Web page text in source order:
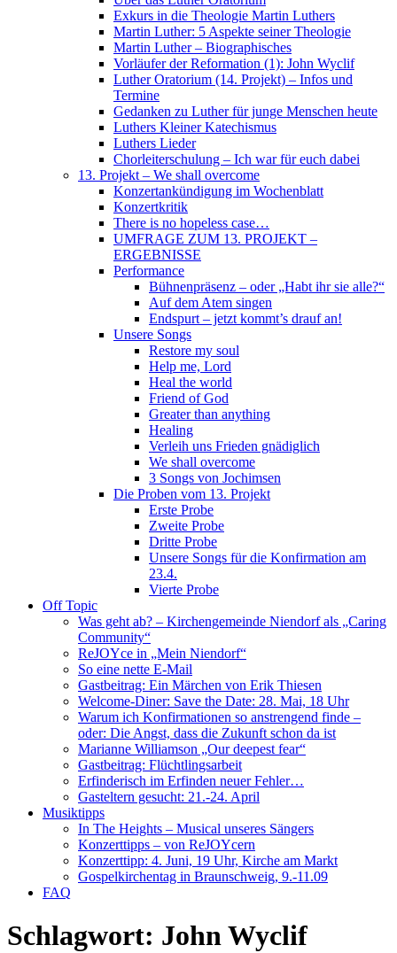
Exkurs in die Theologie Martin Luthers
Martin Luther: 5 Aspekte seiner Theologie
Martin Luther – Biographisches
Vorläufer der Reformation (1): John Wyclif
Luther Oratorium (14. Projekt) – Infos und
Termine
Gedanken zu Luther für junge Menschen heute
Luthers Kleiner Katechismus
Luthers Lieder
Chorleiterschulung – Ich war für euch dabei
13. Projekt – We shall overcome
Konzertankündigung im Wochenblatt
Konzertkritik
There is no hopeless case…
UMFRAGE ZUM 13. PROJEKT –
ERGEBNISSE
Performance
Bühnenpräsenz – oder „Habt ihr sie alle?“
Auf dem Atem singen
Endspurt – jetzt kommt’s drauf an!
Unsere Songs
Restore my soul
Help me, Lord
Heal the world
Friend of God
Greater than anything
Healing
Verleih uns Frieden gnädiglich
We shall overcome
3 Songs von Jochimsen
Die Proben vom 13. Projekt
Erste Probe
Zweite Probe
Dritte Probe
Unsere Songs für die Konfirmation am
23.4.
Vierte Probe
Off Topic
Was geht ab? – Kirchengemeinde Niendorf als „Caring
Community“
ReJOYce in „Mein Niendorf“
So eine nette E-Mail
Gastbeitrag: Ein Märchen von Erik Thiesen
Welcome-Diner: Save the Date: 28. Mai, 18 Uhr
Warum ich Konfirmationen so anstrengend finde –
oder: Die Angst, dass die Zukunft schon da ist
Marianne Williamson „Our deepest fear“
Gastbeitrag: Flüchtlingsarbeit
Erfinderisch im Erfinden neuer Fehler…
Gasteltern gesucht: 21.-24. April
Musiktipps
In The Heights – Musical unseres Sängers
Konzerttipps – von ReJOYcern
Konzerttipp: 4. Juni, 19 Uhr, Kirche am Markt
Gospelkirchentag in Braunschweig, 9.-11.09
FAQ
Schlagwort: John Wyclif